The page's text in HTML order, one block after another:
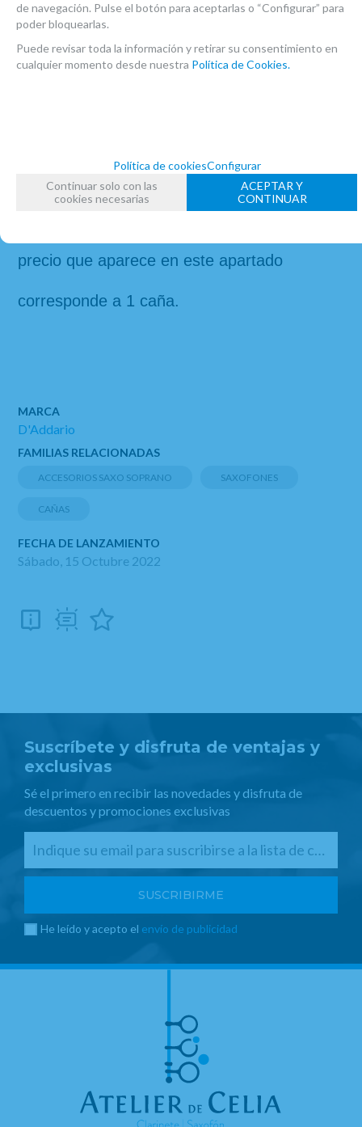
En Atelier de Celia disponemos del mismo
La caja contiene 10 unidades. Se pueden
precio que aparece en este apartado
corresponde a 1 caña.
MARCA
D'Addario
FAMILIAS RELACIONADAS
ACCESORIOS SAXO SOPRANO SAXOFONES
CAÑAS
FECHA DE LANZAMIENTO
Sábado, 15 Octubre 2022
Suscríbete y disfruta de ventajas y
exclusivas
Sé el primero en recibir las novedades y disfruta de
descuentos y promociones exclusivas
He leído y acepto el envío de publicidad
de navegación. Pulse el botón para aceptarlas o “Configurar” para
poder bloquearlas.
Puede revisar toda la información y retirar su consentimiento en
cualquier momento desde nuestra Política de Cookies.
Política de cookiesConfigurar
Continuar solo con las
cookies necesarias
ACEPTAR Y
CONTINUAR